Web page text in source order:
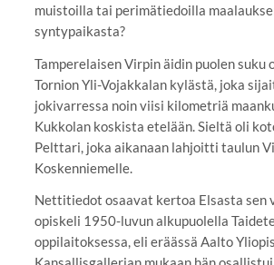
muistoilla tai perimätiedoilla
syntypaikasta?
Tamperelaisen Virpin äidin puolen suku
Tornion Yli-Vojakkalan kylästä, joka
jokivarressa noin viisi kilometriä
Kukkolan koskista etelään. Sieltä oli
Pelttari, joka aikanaan lahjoitti taulun
Koskenniemelle.
Nettitiedot osaavat kertoa Elsasta sen
opiskeli 1950-luvun alkupuolella
oppilaitoksessa, eli eräässä Aalto